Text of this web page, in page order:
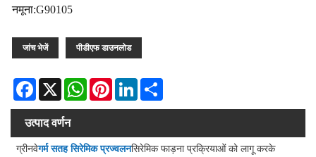
नमूना:G90105
जांच भेजें पीडीएफ डाउनलोड
Facebook
X WhatsAppPinterestLinkedIn
उत्पाद वर्णन
ग्रीनवेगर्म सतह सिरेमिक प्रज्वलनसिरेमिक फाड़ना प्रक्रियाओं को लागू करके